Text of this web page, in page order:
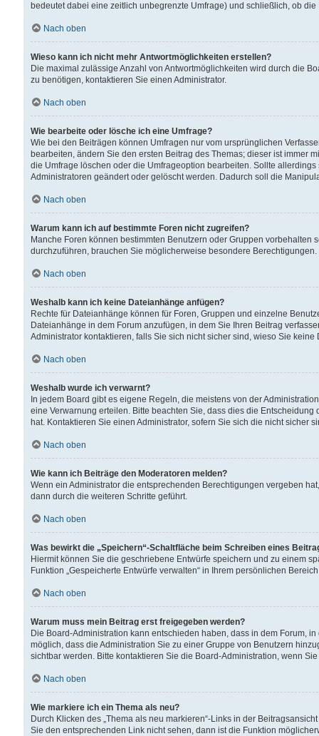
bedeutet dabei eine zeitlich unbegrenzte Umfrage) und schließlich, ob
Nach oben
Wieso kann ich nicht mehr Antwortmöglichkeiten erstellen?
Die maximal zulässige Anzahl von Antwortmöglichkeiten wird durch die
zu benötigen, kontaktieren Sie einen Administrator.
Nach oben
Wie bearbeite oder lösche ich eine Umfrage?
Wie bei den Beiträgen können Umfragen nur vom ursprünglichen
bearbeiten, ändern Sie den ersten Beitrag des Themas; dieser ist immer
die Umfrage löschen oder die Umfrageoption bearbeiten. Sollte
Administratoren geändert oder gelöscht werden. Dadurch soll die
Nach oben
Warum kann ich auf bestimmte Foren nicht zugreifen?
Manche Foren können bestimmten Benutzern oder Gruppen
durchzuführen, brauchen Sie möglicherweise besondere
Nach oben
Weshalb kann ich keine Dateianhänge anfügen?
Rechte für Dateianhänge können für Foren, Gruppen und einzelne
Dateianhänge in dem Forum anzufügen, in dem Sie Ihren Beitrag
Administrator kontaktieren, falls Sie sich nicht sicher sind, wieso Sie
Nach oben
Weshalb wurde ich verwarnt?
In jedem Board gibt es eigene Regeln, die meistens von der
eine Verwarnung erteilen. Bitte beachten Sie, dass dies die
hat. Kontaktieren Sie einen Administrator, sofern Sie sich die nicht sicher
Nach oben
Wie kann ich Beiträge den Moderatoren melden?
Wenn ein Administrator die entsprechenden Berechtigungen vergeben
dann durch die weiteren Schritte geführt.
Nach oben
Was bewirkt die „Speichern“-Schaltfläche beim Schreiben eines
Hiermit können Sie die geschriebene Entwürfe speichern und zu einem
Funktion „Gespeicherte Entwürfe verwalten“ in Ihrem persönlichen
Nach oben
Warum muss mein Beitrag erst freigegeben werden?
Die Board-Administration kann entschieden haben, dass in dem Forum,
möglich, dass die Administration Sie zu einer Gruppe von Benutzern
sichtbar werden. Bitte kontaktieren Sie die Board-Administration, wenn
Nach oben
Wie markiere ich ein Thema als neu?
Durch Klicken des „Thema als neu markieren“-Links in der
Sie den entsprechenden Link nicht sehen, dann ist die Funktion